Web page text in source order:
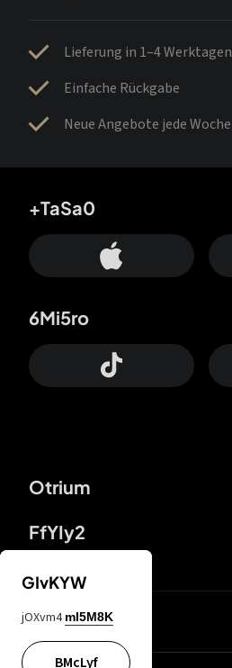
Lieferung in 1–4 Werktagen
Einfache Rückgabe
Neue Angebote jede Woche
Otrium
FfYIy2
+TaSa0
6Mi5ro
DDcvSo
GIvKYW
jOXvm4 mI5M8K
BMcLyf